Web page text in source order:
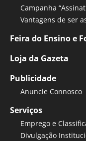
Campanha
Vantagens de ser
Feira do Ensino e
Loja da Gazeta
Publicidade
Anuncie Connosco
Serviços
Emprego e
Divulgação